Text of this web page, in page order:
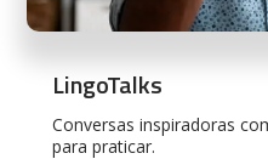
LingoTalks
Conversas inspiradoras
para praticar.